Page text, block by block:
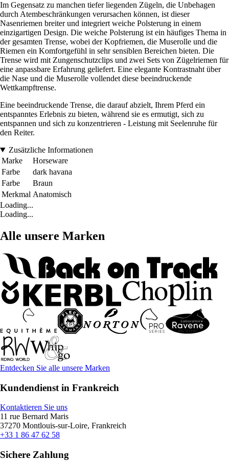
Im Gegensatz zu manchen tiefer liegenden Zügeln, die Unbehagen
durch Atembeschränkungen verursachen können, ist dieser
Nasenriemen breiter und integriert weiche Polsterung in einem
einzigartigen Design. Die weiche Polsterung ist ein häufiges Thema in
der gesamten Trense, wobei der Kopfriemen, die Muserolle und die
Riemen ein Komfortgefühl in sehr sensiblen Bereichen bieten. Die
Trense wird mit Zungenschutzclips und zwei Sets von Zügelriemen für
eine anpassbare Erfahrung geliefert. Eine elegante Kontrastnaht über
die Nase und die Muserolle vollendet diese beeindruckende
Wettkampftrense.
Eine beeindruckende Trense, die darauf abzielt, Ihrem Pferd ein
entspanntes Erlebnis zu bieten, während sie es ermutigt, sich zu
entspannen und sich zu konzentrieren - Leistung mit Seelenruhe für
den Reiter.
Zusätzliche Informationen
Marke
Horseware
Farbe
dark havana
Farbe
Braun
Merkmal Anatomisch
Loading...
Loading...
Alle unsere Marken
Entdecken Sie alle unsere Marken
Kundendienst in Frankreich
Kontaktieren Sie uns
11 rue Bernard Maris
37270 Montlouis-sur-Loire, Frankreich
+33 1 86 47 62 58
Sichere Zahlung